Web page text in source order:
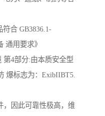
合 GB3836.1-
通用要求》
第4部分:由本质安全型
爆标志为：ExibIIBT5.
，因此可靠性极高，维